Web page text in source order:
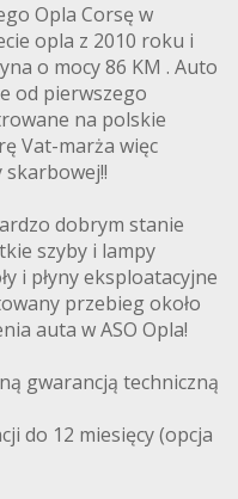
Opla Corsę w
opla z 2010 roku i
o mocy 86 KM . Auto
od pierwszego
na polskie
Vat-marża więc
skarbowej!!
dobrym stanie
szyby i lampy
i płyny eksploatacyjne
przebieg około
auta w ASO Opla!
gwarancją techniczną
do 12 miesięcy (opcja